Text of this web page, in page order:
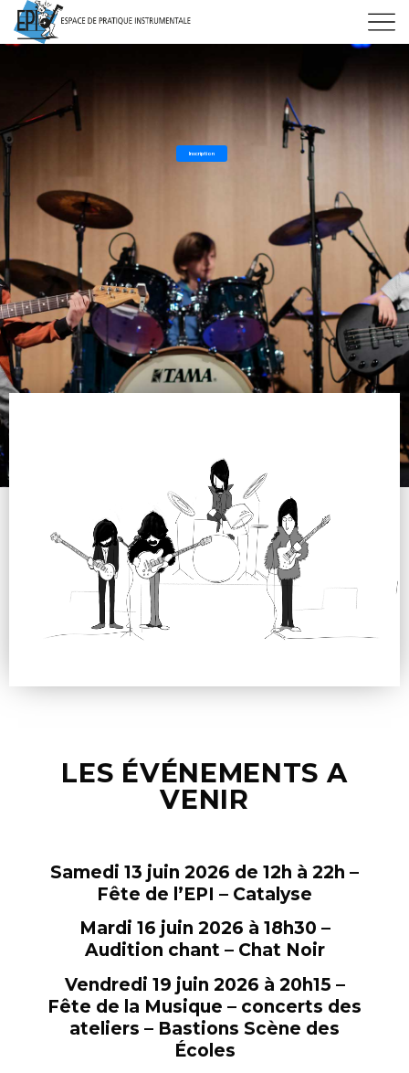
Inscription
LES ÉVÉNEMENTS A
VENIR
Samedi 13 juin 2026 de 12h à 22h –
Fête de l’EPI – Catalyse
Mardi 16 juin 2026 à 18h30 –
Audition chant – Chat Noir
Vendredi 19 juin 2026 à 20h15 –
Fête de la Musique – concerts des
ateliers – Bastions Scène des
Écoles